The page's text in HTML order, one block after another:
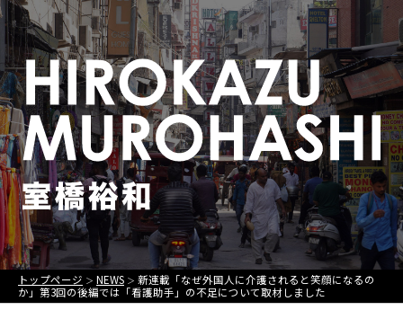
トップページ ＞ NEWS ＞ 新連載「なぜ外国人に介護されると笑顔になるの
か」第3回の後編では「看護助手」の不足について取材しました